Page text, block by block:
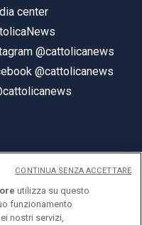
center
@cattolicanews
@cattolicanews
utilizza su questo
funzionamento
nostri servizi,
CONTINUA SENZA ACCETTARE